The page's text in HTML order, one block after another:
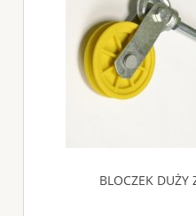
BLOCZEK DUŻY